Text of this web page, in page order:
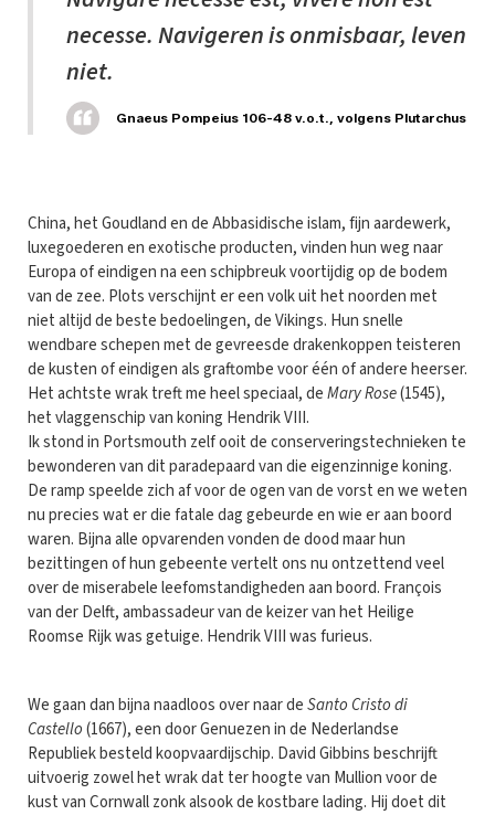
necesse. Navigeren is onmisbaar, leven
niet.
Gnaeus Pompeius 106-48 v.o.t., volgens Plutarchus
China, het Goudland en de Abbasidische islam, fijn aardewerk,
luxegoederen en exotische producten, vinden hun weg naar
Europa of eindigen na een schipbreuk voortijdig op de bodem
van de zee. Plots verschijnt er een volk uit het noorden met
niet altijd de beste bedoelingen, de Vikings. Hun snelle
wendbare schepen met de gevreesde drakenkoppen teisteren
de kusten of eindigen als graftombe voor één of andere heerser.
Het achtste wrak treft me heel speciaal, deMary Rose(1545),
het vlaggenschip van koning Hendrik VIII.
Ik stond in Portsmouth zelf ooit de conserveringstechnieken te
bewonderen van dit paradepaard van die eigenzinnige koning.
De ramp speelde zich af voor de ogen van de vorst en we weten
nu precies wat er die fatale dag gebeurde en wie er aan boord
waren. Bijna alle opvarenden vonden de dood maar hun
bezittingen of hun gebeente vertelt ons nu ontzettend veel
over de miserabele leefomstandigheden aan boord. François
van der Delft, ambassadeur van de keizer van het Heilige
Roomse Rijk was getuige. Hendrik VIII was furieus.
We gaan dan bijna naadloos over naar deSanto Cristo di
Castello(1667), een door Genuezen in de Nederlandse
Republiek besteld koopvaardijschip. David Gibbins beschrijft
uitvoerig zowel het wrak dat ter hoogte van Mullion voor de
kust van Cornwall zonk alsook de kostbare lading. Hij doet dit